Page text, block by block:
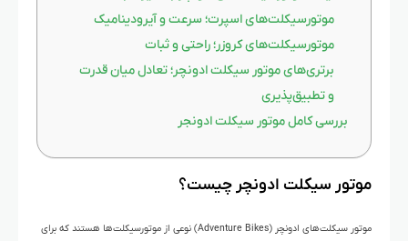
موتورسیکلت‌های اسپرت؛ سرعت و آیرودینامیک
موتورسیکلت‌های کروزر؛ راحتی و ثبات
برتری‌های موتور سیکلت ادونچر؛ تعادل میان قدرت
و تطبیق‌پذیری
بررسی کامل موتور سیکلت ادونجر
موتور سیکلت ادونچر چیست؟
موتور سیکلت‌های ادونچر (Adventure Bikes) نوعی از موتورسیکلت‌ها هستند که برای